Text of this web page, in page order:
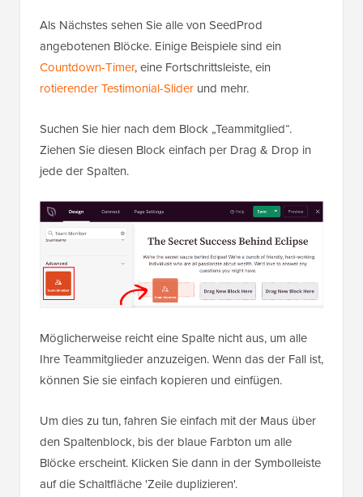
Als Nächstes sehen Sie alle von SeedProd
angebotenen Blöcke. Einige Beispiele sind ein
Countdown-Timer, eine Fortschrittsleiste, ein
rotierender Testimonial-Slider und mehr.
Suchen Sie hier nach dem Block „Teammitglied“.
Ziehen Sie diesen Block einfach per Drag & Drop in
jede der Spalten.
Möglicherweise reicht eine Spalte nicht aus, um alle
Ihre Teammitglieder anzuzeigen. Wenn das der Fall ist,
können Sie sie einfach kopieren und einfügen.
Um dies zu tun, fahren Sie einfach mit der Maus über
den Spaltenblock, bis der blaue Farbton um alle
Blöcke erscheint. Klicken Sie dann in der Symbolleiste
auf die Schaltfläche 'Zeile duplizieren'.